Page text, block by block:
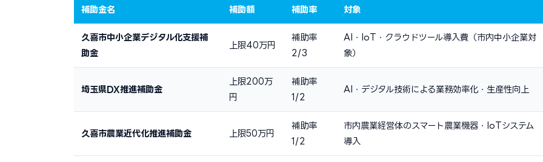
補助金名 補助額 補助率 対象
久喜市中小企業デジタル化支援補
助金
上限40万円
補助率
2/3
AI・IoT・クラウドツール導入費（市内中小企業対
象）
埼玉県DX推進補助金
上限200万
円
補助率
1/2
AI・デジタル技術による業務効率化・生産性向上
久喜市農業近代化推進補助金 上限50万円
補助率
1/2
市内農業経営体のスマート農業機器・IoTシステム
導入